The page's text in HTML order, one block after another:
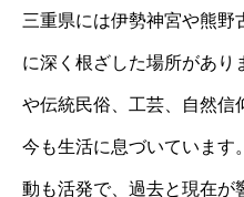
三重県には伊勢神宮や熊野
に深く根ざした場所があり
や伝統民俗、工芸、自然信
今も生活に息づいています
動も活発で、過去と現在が